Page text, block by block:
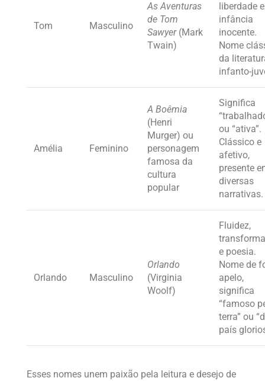
Tom Masculino
As Aventuras
de Tom
Sawyer(Mark
Twain)
liberdade e
infância
inocente.
Nome
da
infanto-
Amélia Feminino
A Boêmia
(Henri
Murger) ou
personagem
famosa da
cultura
popular
Significa
ou “ativa”.
Clássico e
afetivo,
presente
diversas
narrativas.
Orlando Masculino
Orlando
(Virginia
Woolf)
Fluidez,
e poesia.
Nome de
apelo,
significa
“famoso
terra” ou
país
Esses nomes unem paixão pela leitura e desejo de